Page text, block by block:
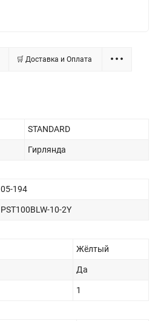
🛒 Доставка и Оплата
STANDARD
Гирлянда
05-194
PST100BLW-10-2Y
Жёлтый
Да
1